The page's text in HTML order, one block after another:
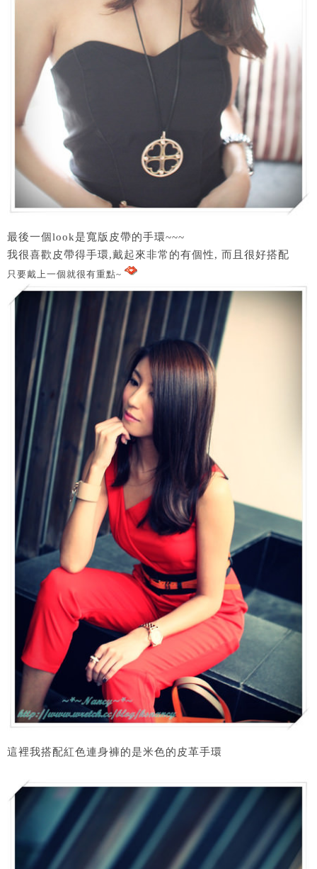
最後一個look是寬版皮帶的手環~~~
我很喜歡皮帶得手環,戴起來非常的有個性, 而且很好搭配
只要戴上一個就很有重點~
這裡我搭配紅色連身褲的是米色的皮革手環